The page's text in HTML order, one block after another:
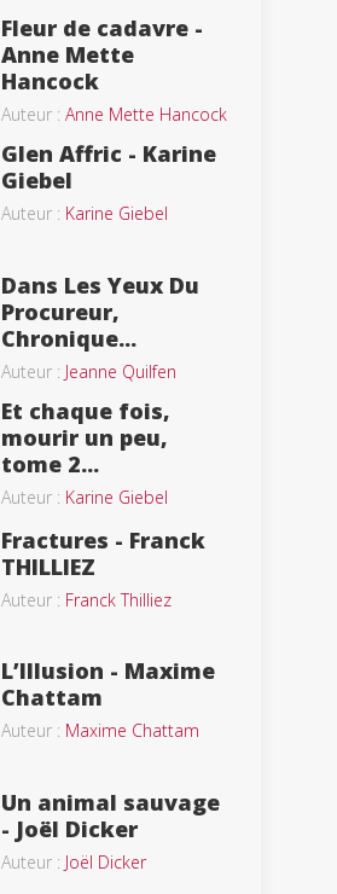
Fleur de cadavre -
Anne Mette
Hancock
Auteur : Anne Mette Hancock
Glen Affric - Karine
Giebel
Auteur : Karine Giebel
Dans Les Yeux Du
Procureur,
Chronique...
Auteur : Jeanne Quilfen
Et chaque fois,
mourir un peu,
tome 2...
Auteur : Karine Giebel
Fractures - Franck
THILLIEZ
Auteur : Franck Thilliez
L’Illusion - Maxime
Chattam
Auteur : Maxime Chattam
Un animal sauvage
- Joël Dicker
Auteur : Joël Dicker